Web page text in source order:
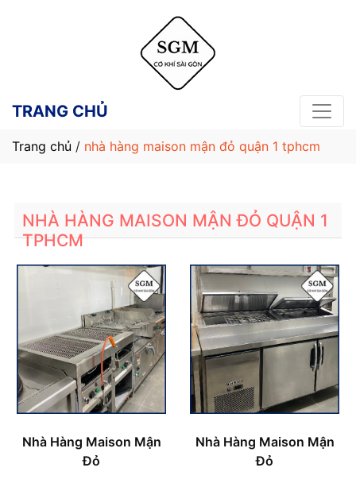
TRANG CHỦ
Trang chủ / nhà hàng maison mận đỏ quận 1 tphcm
NHÀ HÀNG MAISON MẬN ĐỎ QUẬN 1
TPHCM
Nhà Hàng Maison Mận
Đỏ
Nhà Hàng Maison Mận
Đỏ